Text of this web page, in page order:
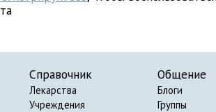
Справочник
Лекарства
Учреждения
Общение
Блоги
Группы